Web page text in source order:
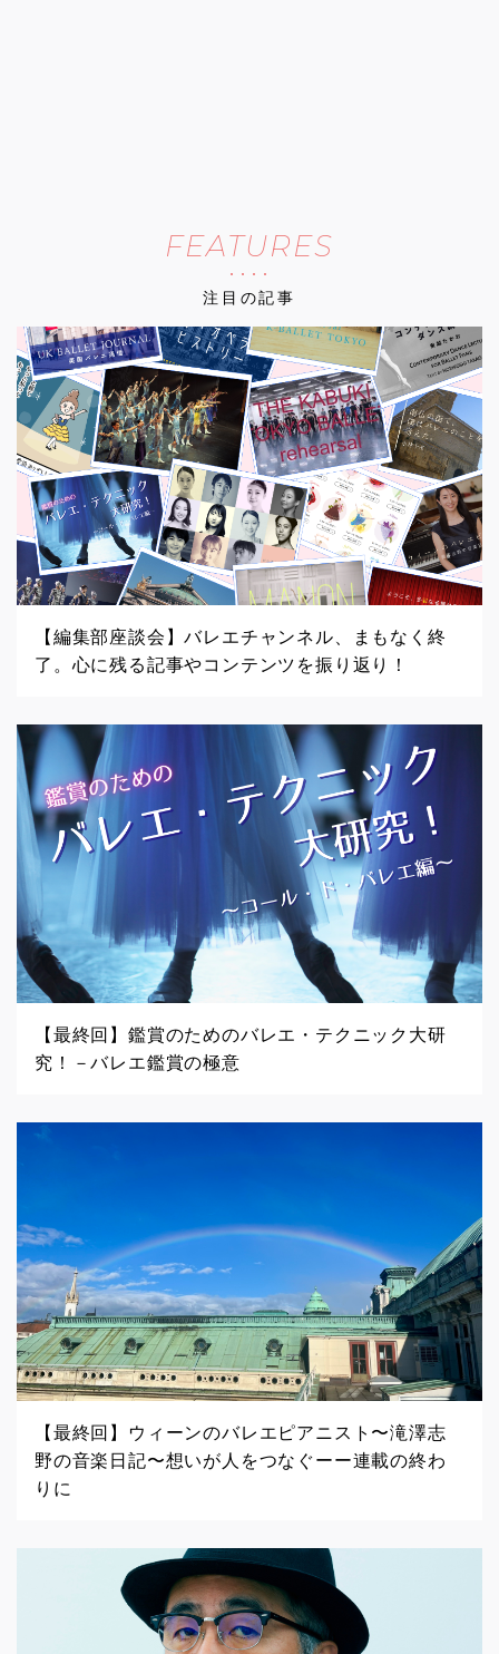
FEATURES
注目の記事
【編集部座談会】バレエチャンネル、まもなく終
了。心に残る記事やコンテンツを振り返り！
【最終回】鑑賞のためのバレエ・テクニック大研
究！－バレエ鑑賞の極意
【最終回】ウィーンのバレエピアニスト〜滝澤志
野の音楽日記〜想いが人をつなぐーー連載の終わ
りに